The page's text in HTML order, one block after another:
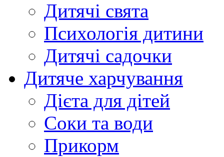
Дитячі свята
Психологія дитини
Дитячі садочки
Дитяче харчування
Дієта для дітей
Соки та води
Прикорм